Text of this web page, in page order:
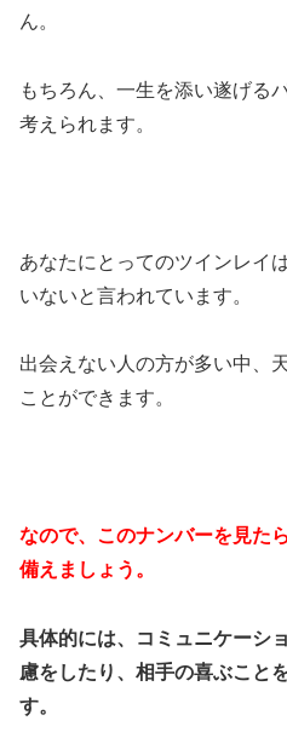
ん。
もちろん、一生を添い遂げる
考えられます。
あなたにとってのツインレイ
いないと言われています。
出会えない人の方が多い中、
ことができます。
なので、このナンバーを見た
備えましょう。
具体的には、コミュニケーシ
慮をしたり、相手の喜ぶこと
す。